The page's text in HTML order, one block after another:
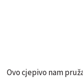
Ovo cjepivo nam